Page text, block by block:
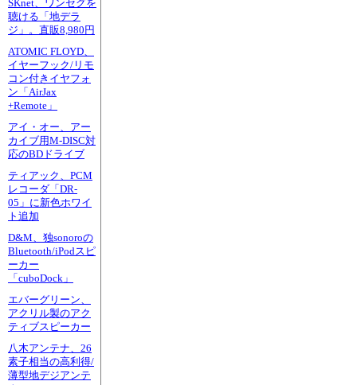
SKnet、ワンセグを
聴ける「地デラ
ジ」。直販8,980円
ATOMIC FLOYD、
イヤーフック/リモ
コン付きイヤフォ
ン「AirJax
+Remote」
アイ・オー、アー
カイブ用M-DISC対
応のBDドライブ
ティアック、PCM
レコーダ「DR-
05」に新色ホワイ
ト追加
D&M、独sonoroの
Bluetooth/iPodスピ
ーカー
「cuboDock」
エバーグリーン、
アクリル製のアク
ティブスピーカー
八木アンテナ、26
素子相当の高利得/
薄型地デジアンテ